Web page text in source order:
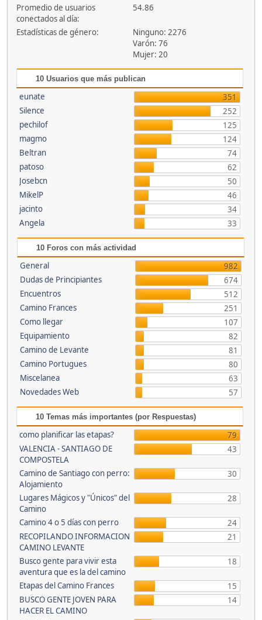
Promedio de usuarios
conectados al día:
54.86
Estadísticas de género:
Ninguno: 2276
Varón: 76
Mujer: 20
10 Usuarios que más publican
eunate
351
Silence
252
pechilof
125
magmo
124
Beltran
74
patoso
62
Josebcn
50
MikelP
46
jacinto
34
Angela
33
10 Foros con más actividad
General
982
Dudas de Principiantes
674
Encuentros
512
Camino Frances
251
Como llegar
107
Equipamiento
82
Camino de Levante
81
Camino Portugues
80
Miscelanea
63
Novedades Web
57
10 Temas más importantes (por Respuestas)
como planificar las etapas?
79
VALENCIA - SANTIAGO DE
COMPOSTELA
43
Camino de Santiago con perro:
Alojamiento
30
Lugares Mágicos y "Únicos" del
Camino
28
Camino 4 o 5 días con perro
24
RECOPILANDO INFORMACION
CAMINO LEVANTE
21
Busco gente para vivir esta
aventura que es la del camino
18
Etapas del Camino Frances
15
BUSCO GENTE JOVEN PARA
HACER EL CAMINO
14